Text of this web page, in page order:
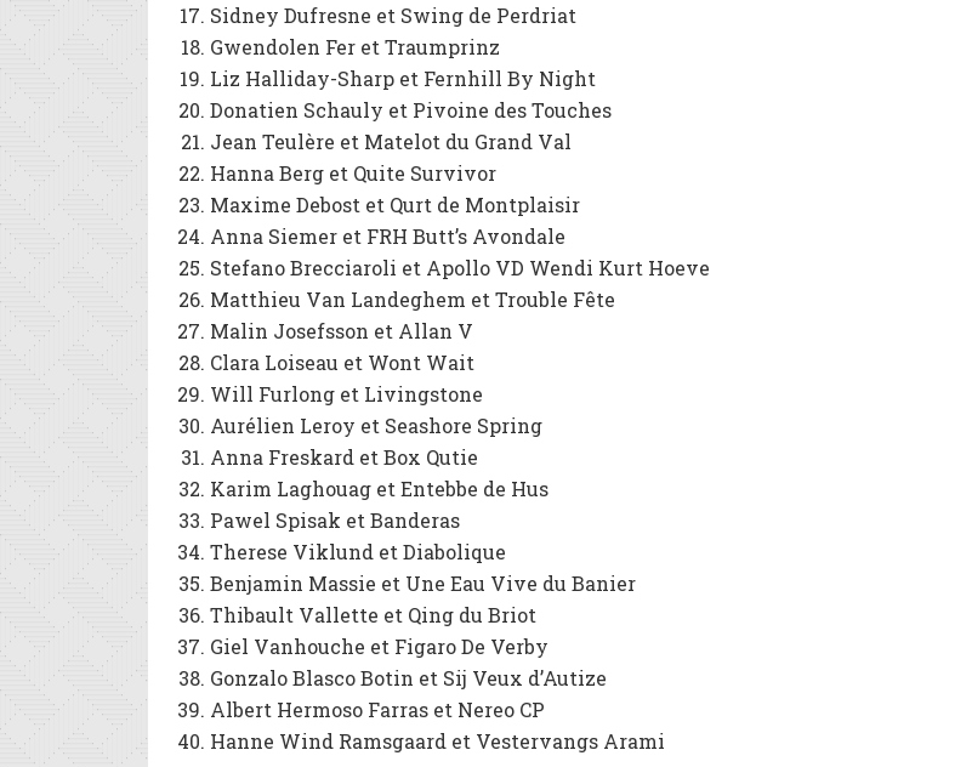
Sidney Dufresne et Swing de Perdriat
Gwendolen Fer et Traumprinz
Liz Halliday-Sharp et Fernhill By Night
Donatien Schauly et Pivoine des Touches
Jean Teulère et Matelot du Grand Val
Hanna Berg et Quite Survivor
Maxime Debost et Qurt de Montplaisir
Anna Siemer et FRH Butt’s Avondale
Stefano Brecciaroli et Apollo VD Wendi Kurt Hoeve
Matthieu Van Landeghem et Trouble Fête
Malin Josefsson et Allan V
Clara Loiseau et Wont Wait
Will Furlong et Livingstone
Aurélien Leroy et Seashore Spring
Anna Freskard et Box Qutie
Karim Laghouag et Entebbe de Hus
Pawel Spisak et Banderas
Therese Viklund et Diabolique
Benjamin Massie et Une Eau Vive du Banier
Thibault Vallette et Qing du Briot
Giel Vanhouche et Figaro De Verby
Gonzalo Blasco Botin et Sij Veux d’Autize
Albert Hermoso Farras et Nereo CP
Hanne Wind Ramsgaard et Vestervangs Arami